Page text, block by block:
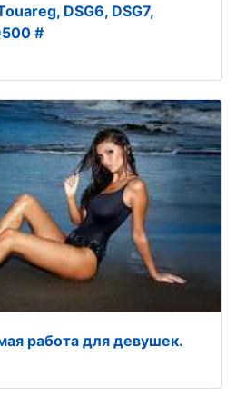
DSG6, DSG7,
#
работа для девушек.